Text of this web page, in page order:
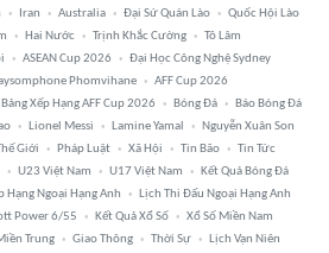
Iran Australia Đại Sứ Quán Lào
Quốc Hội Lào
Hai Nước Trịnh Khắc Cường
Tô Lâm
ASEAN Cup 2026
Đại Học Công Nghệ Sydney
Phomvihane
AFF Cup 2026
Bảng Xếp Hạng AFF Cup 2026 Bóng Đá
Báo Bóng Đá
Lionel Messi Lamine Yamal
Nguyễn Xuân Son
Giới Pháp Luật Xã Hội Tin Bão
Tin Tức
U23 Việt Nam U17 Việt Nam
Kết Quả Bóng Đá
Hạng Ngoại Hạng Anh
Lịch Thi Đấu Ngoại Hạng Anh
Power 6/55 Kết Quả Xổ Số
Xổ Số Miền Nam
Trung Giao Thông Thời Sự Lịch Vạn Niên